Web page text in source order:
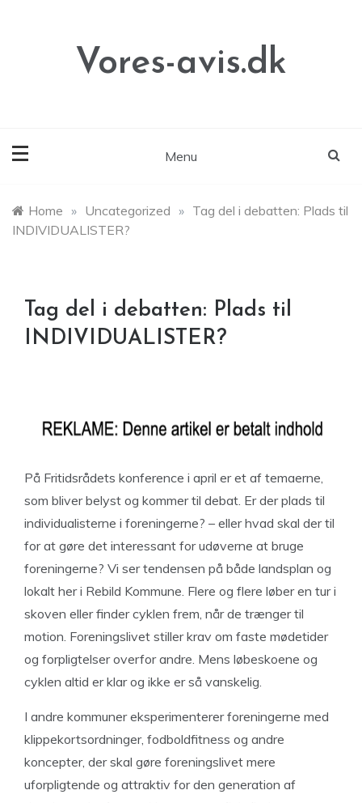
Vores-avis.dk
Menu
Home » Uncategorized » Tag del i debatten: Plads til
INDIVIDUALISTER?
Tag del i debatten: Plads til
INDIVIDUALISTER?
På Fritidsrådets konference i april er et af temaerne,
som bliver belyst og kommer til debat. Er der plads til
individualisterne i foreningerne? – eller hvad skal der til
for at gøre det interessant for udøverne at bruge
foreningerne? Vi ser tendensen på både landsplan og
lokalt her i Rebild Kommune. Flere og flere løber en tur i
skoven eller finder cyklen frem, når de trænger til
motion. Foreningslivet stiller krav om faste mødetider
og forpligtelser overfor andre. Mens løbeskoene og
cyklen altid er klar og ikke er så vanskelig.
I andre kommuner eksperimenterer foreningerne med
klippekortsordninger, fodboldfitness og andre
koncepter, der skal gøre foreningslivet mere
uforpligtende og attraktiv for den generation af